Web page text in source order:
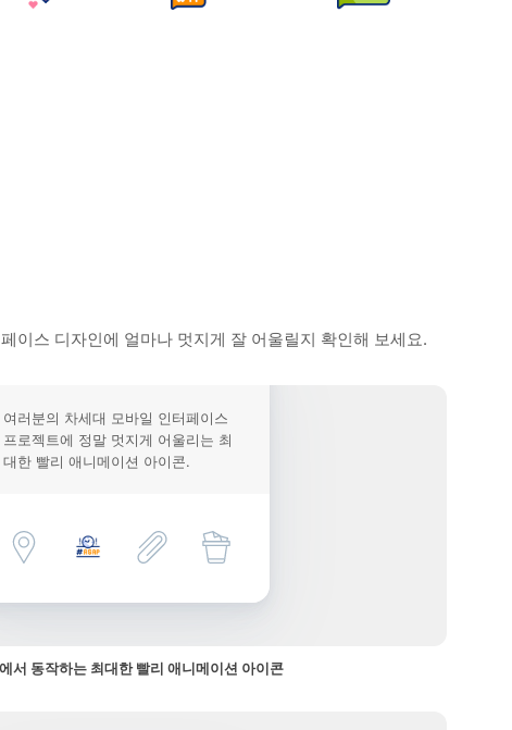
이스 디자인에 얼마나 멋지게 잘 어울릴지 확인해 보세요.
여러분의 차세대 모바일 인터페이스
프로젝트에 정말 멋지게 어울리는 최
대한 빨리 애니메이션 아이콘.
서 동작하는 최대한 빨리 애니메이션 아이콘